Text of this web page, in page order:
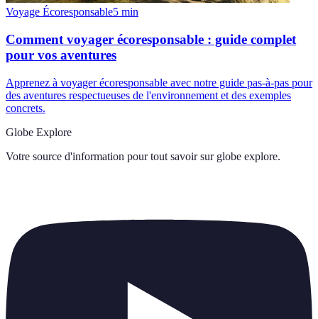
Voyage Écoresponsable5 min
Comment voyager écoresponsable : guide complet
pour vos aventures
Apprenez à voyager écoresponsable avec notre guide pas-à-pas pour
des aventures respectueuses de l'environnement et des exemples
concrets.
Globe Explore
Votre source d'information pour tout savoir sur globe explore.